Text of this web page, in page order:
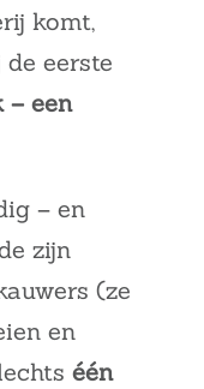
komt,
eerste
– een
– en
zijn
(ze
en
één